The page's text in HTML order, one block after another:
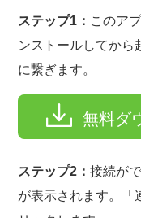
ステップ1： このア
ンストールしてから
に繋ぎます。
無料ダ
ステップ2：接続が
が表示されます。「